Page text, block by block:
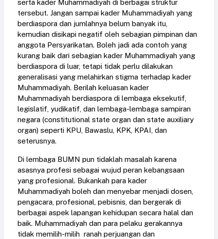
serta kader Muhammadiyah di berbagai struktur
tersebut. Jangan sampai kader Muhammadiyah yang
berdiaspora dan jumlahnya belum banyak itu,
kemudian disikapi negatif oleh sebagian pimpinan dan
anggota Persyarikatan. Boleh jadi ada contoh yang
kurang baik dari sebagian kader Muhammadiyah yang
berdiaspora di luar, tetapi tidak perlu dilakukan
generalisasi yang melahirkan stigma terhadap kader
Muhammadiyah. Berilah keluasan kader
Muhammadiyah berdiaspora di lembaga eksekutif,
legislatif, yudikatif, dan lembaga-lembaga sampiran
negara (constitutional state organ dan state auxiliary
organ) seperti KPU, Bawaslu, KPK, KPAI, dan
seterusnya.
Di lembaga BUMN pun tidaklah masalah karena
asasnya profesi sebagai wujud peran kebangsaan
yang profesional. Bukankah para kader
Muhammadiyah boleh dan menyebar menjadi dosen,
pengacara, profesional, pebisnis, dan bergerak di
berbagai aspek lapangan kehidupan secara halal dan
baik. Muhammadiyah dan para pelaku gerakannya
tidak memilih-milih ranah perjuangan dan